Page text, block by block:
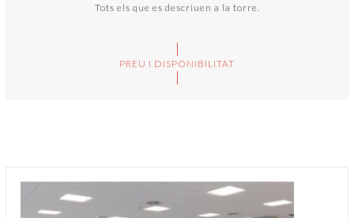
Tots els que es descriuen a la torre.
PREU I DISPONIBILITAT